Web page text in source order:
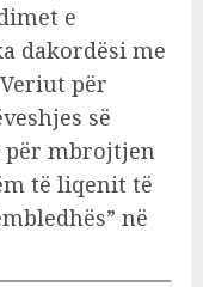
e
dakordësi me
për
së
për mbrojtjen
të liqenit të
në